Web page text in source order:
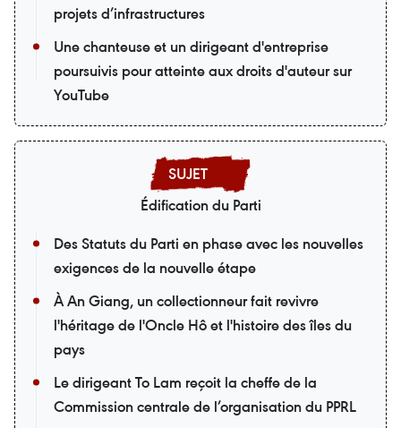
projets d’infrastructures
Une chanteuse et un dirigeant d'entreprise
poursuivis pour atteinte aux droits d'auteur sur
YouTube
Édification du Parti
Des Statuts du Parti en phase avec les nouvelles
exigences de la nouvelle étape
À An Giang, un collectionneur fait revivre
l'héritage de l'Oncle Hô et l'histoire des îles du
pays
Le dirigeant To Lam reçoit la cheffe de la
Commission centrale de l’organisation du PPRL